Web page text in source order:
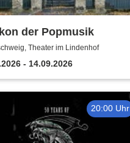
der Popmusik
Theater im Lindenhof
- 14.09.2026
20:00 Uhr